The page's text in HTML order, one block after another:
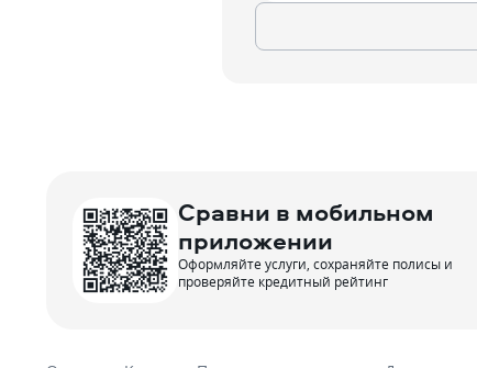
Сравни в мобильном
приложении
Оформляйте услуги, сохраняйте полисы и
проверяйте кредитный рейтинг